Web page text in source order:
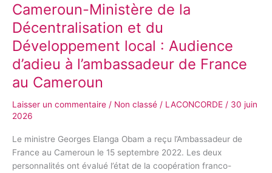
Cameroun-Ministère de la
Décentralisation et du
Développement local : Audience
d’adieu à l’ambassadeur de France
au Cameroun
Laisser un commentaire / Non classé / LACONCORDE / 30 juin
2026
Le ministre Georges Elanga Obam a reçu l’Ambassadeur de
France au Cameroun le 15 septembre 2022. Les deux
personnalités ont évalué l’état de la coopération franco-
Cameroun-
Ministère
de
la
Décentralisation
du
Développement
local
Audience
d’adieu
à